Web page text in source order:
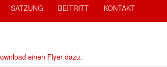
SATZUNG BEITRITT KONTAKT
einen Flyer dazu.